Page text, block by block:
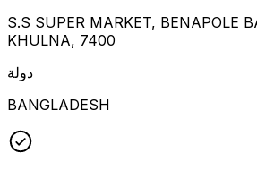
S.S SUPER MARKET, BENAPOLE
KHULNA, 7400
دولة
BANGLADESH